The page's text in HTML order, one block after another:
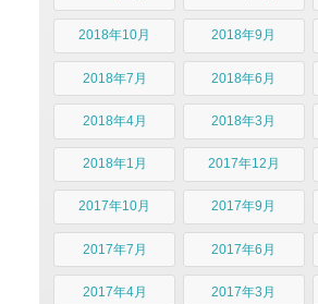
2018年10月 2018年9月
2018年7月 2018年6月
2018年4月 2018年3月
2018年1月 2017年12月
2017年10月 2017年9月
2017年7月 2017年6月
2017年4月 2017年3月